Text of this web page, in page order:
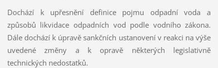
Dochází k upřesnění definice pojmu odpadní voda a
způsobů likvidace odpadních vod podle vodního zákona.
Dále dochází k úpravě sankčních ustanovení v reakci na výše
uvedené změny a k opravě některých legislativně
technických nedostatků.